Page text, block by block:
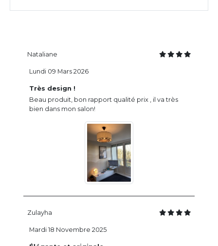
Nataliane
Très design !
Beau produit, bon rapport qualité prix , il va très
bien dans mon salon!
Lundi 09 Mars 2026
Zulayha
Mardi 18 Novembre 2025